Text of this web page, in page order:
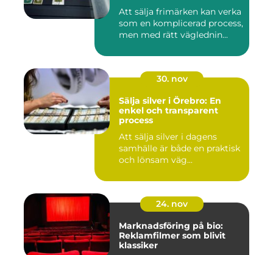
Att sälja frimärken kan verka
som en komplicerad process,
men med rätt väglednin...
30. nov
Sälja silver i Örebro: En
enkel och transparent
process
Att sälja silver i dagens
samhälle är både en praktisk
och lönsam väg...
24. nov
Marknadsföring på bio:
Reklamfilmer som blivit
klassiker